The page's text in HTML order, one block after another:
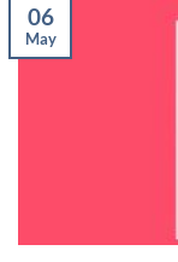
06
May